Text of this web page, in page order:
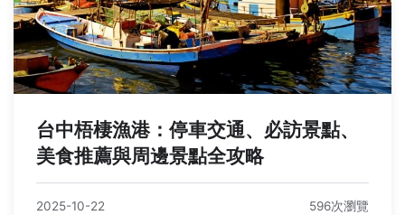
台中梧棲漁港：停車交通、必訪景點、
美食推薦與周邊景點全攻略
2025-10-22 596次瀏覽